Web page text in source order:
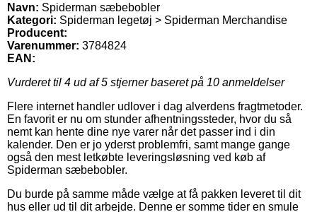
Navn: Spiderman sæbebobler
Kategori: Spiderman legetøj > Spiderman Merchandise
Producent:
Varenummer: 3784824
EAN:
Vurderet til 4 ud af 5 stjerner baseret på 10 anmeldelser
Flere internet handler udlover i dag alverdens fragtmetoder.
En favorit er nu om stunder afhentningssteder, hvor du så
nemt kan hente dine nye varer når det passer ind i din
kalender. Den er jo yderst problemfri, samt mange gange
også den mest letkøbte leveringsløsning ved køb af
Spiderman sæbebobler.
Du burde på samme måde vælge at få pakken leveret til dit
hus eller ud til dit arbejde. Denne er somme tider en smule